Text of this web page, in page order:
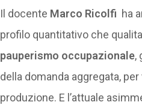
Il docente Marco Ricolfi ha
profilo quantitativo che
pauperismo occupazionale,
della domanda aggregata,
produzione. E l’attuale